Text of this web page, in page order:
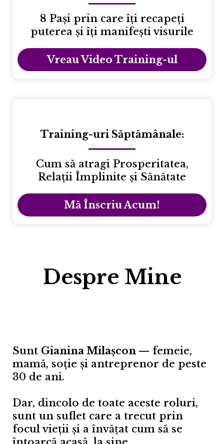
8 Pași prin care îți recapeți
puterea și îți manifești visurile
Vreau Video Training-ul
Training-uri Săptămânale:
Cum să atragi Prosperitatea,
Relații Împlinite și Sănătate
Mă Înscriu Acum!
Despre Mine
Sunt Gianina Milașcon — femeie,
mamă, soție și antreprenor de peste
30 de ani.
Dar, dincolo de toate aceste roluri,
sunt un suflet care a trecut prin
focul vieții și a învățat cum să se